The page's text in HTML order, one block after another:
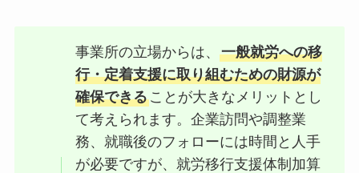
事業所の立場からは、一般就労への移
行・定着支援に取り組むための財源が
確保できることが大きなメリットとし
て考えられます。企業訪問や調整業
務、就職後のフォローには時間と人手
が必要ですが、就労移行支援体制加算